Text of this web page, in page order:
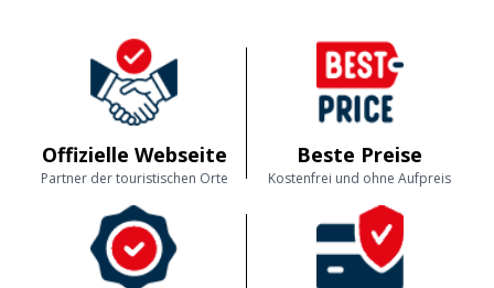
Offizielle Webseite
Partner der touristischen Orte
Beste Preise
Kostenfrei und ohne Aufpreis